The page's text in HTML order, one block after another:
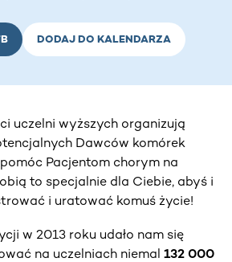
DODAJ DO KALENDARZA
uczelni wyższych organizują
Dawców komórek
Pacjentom chorym na
to specjalnie dla Ciebie, abyś i
i uratować komuś życie!
w 2013 roku udało nam się
na uczelniach niemal 132 000